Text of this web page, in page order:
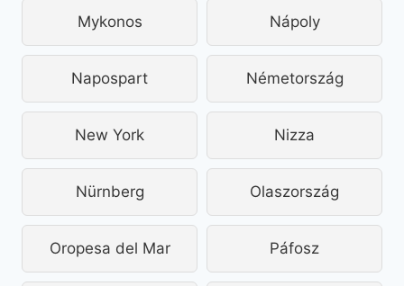
Mykonos Nápoly
Napospart Németország
New York Nizza
Nürnberg Olaszország
Oropesa del Mar Páfosz